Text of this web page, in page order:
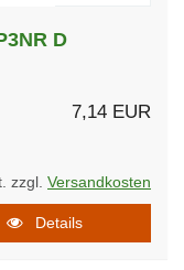
D
7,14 EUR
zzgl. Versandkosten
Details